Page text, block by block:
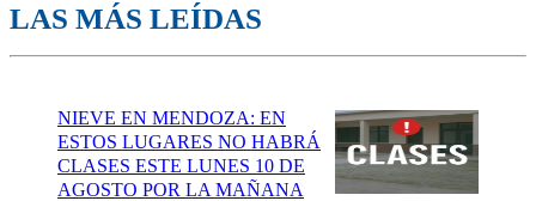
LAS MÁS LEÍDAS
NIEVE EN MENDOZA: EN
ESTOS LUGARES NO HABRÁ
CLASES ESTE LUNES 10 DE
AGOSTO POR LA MAÑANA